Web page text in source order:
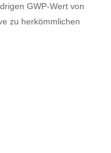
GWP-Wert von
zu herkömmlichen